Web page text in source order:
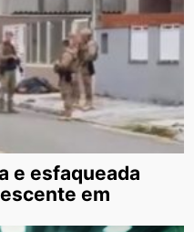
e esfaqueada
em